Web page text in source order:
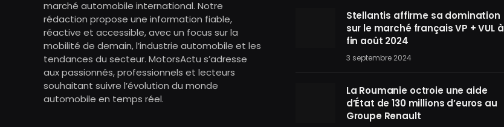
marché automobile international. Notre
rédaction propose une information fiable,
réactive et accessible, avec un focus sur la
mobilité de demain, l’industrie automobile et les
tendances du secteur. MotorsActu s’adresse
aux passionnés, professionnels et lecteurs
souhaitant suivre l’évolution du monde
automobile en temps réel.
Stellantis affirme sa domination
sur le marché français VP + VUL à
fin août 2024
3 septembre 2024
La Roumanie octroie une aide
d’État de 130 millions d’euros au
Groupe Renault